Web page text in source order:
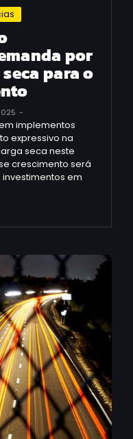
por
para o
-
implementos
expressivo na
seca neste
crescimento será
em